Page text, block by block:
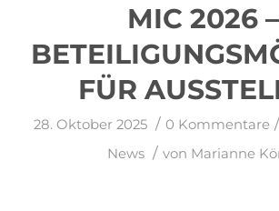
MIC 2026 –
FÜR
28. Oktober 2025 / 0 Kommentare /
News / von Marianne